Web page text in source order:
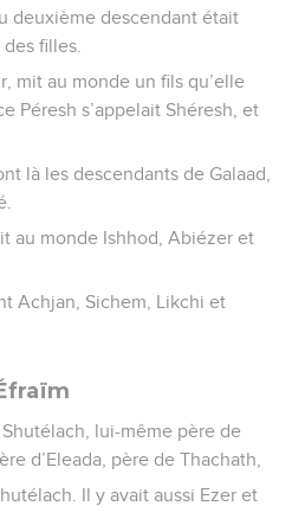
deuxième descendant était
filles.
mit au monde un fils qu’elle
Péresh s’appelait Shéresh, et
là les descendants de Galaad,
au monde Ishhod, Abiézer et
Achjan, Sichem, Likchi et
lui-même père de
d’Eleada, père de Thachath,
Il y avait aussi Ezer et